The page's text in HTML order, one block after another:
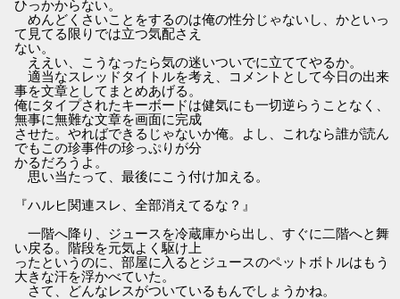
ひっかからない。
めんどくさいことをするのは俺の性分じゃないし、かといっ
て見てる限りでは立つ気配さえ
ない。
ええい、こうなったら気の迷いついでに立ててやるか。
適当なスレッドタイトルを考え、コメントとして今日の出来
事を文章としてまとめあげる。
俺にタイプされたキーボードは健気にも一切逆らうことなく、
無事に無難な文章を画面に完成
させた。やればできるじゃないか俺。よし、これなら誰が読ん
でもこの珍事件の珍っぷりが分
かるだろうよ。
思い当たって、最後にこう付け加える。
『ハルヒ関連スレ、全部消えてるな？』
一階へ降り、ジュースを冷蔵庫から出し、すぐに二階へと舞
い戻る。階段を元気よく駆け上
ったというのに、部屋に入るとジュースのペットボトルはもう
大きな汗を浮かべていた。
さて、どんなレスがついているもんでしょうかね。